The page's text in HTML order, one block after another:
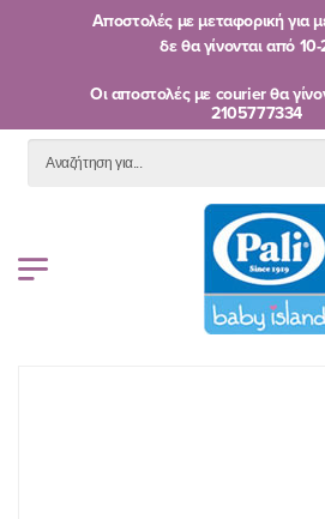
Αποστολές με μεταφορική για
δε θα γίνονται από
Oι αποστολές με courier θα
2105777334